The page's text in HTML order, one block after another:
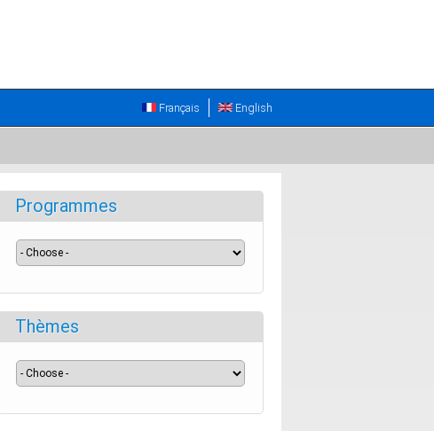
English
Français
Programmes
Thèmes